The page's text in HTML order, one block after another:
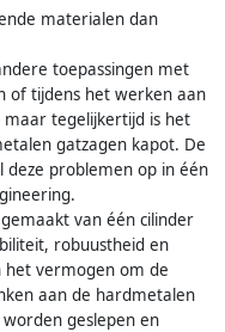
materialen dan
toepassingen met
of tijdens het werken aan
tegelijkertijd is het
gatzagen kapot. De
deze problemen op in één
van één cilinder
robuustheid en
het vermogen om de
aan de hardmetalen
geslepen en